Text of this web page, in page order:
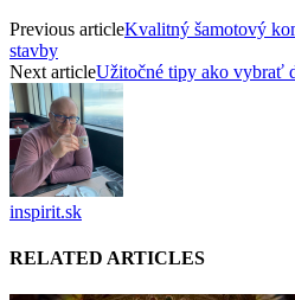
Previous articleKvalitný šamotový
stavby
Next articleUžitočné tipy ako vybrať
inspirit.sk
RELATED ARTICLES